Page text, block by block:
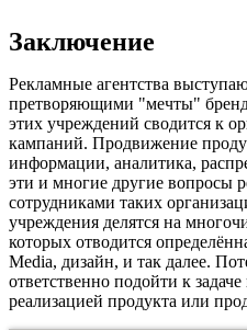
Заключение
Рекламные агентства
претворяющими "мечты"
этих учреждений сводится к
кампаний. Продвижение
информации, аналитика,
эти и многие другие вопросы
сотрудниками таких
учреждения делятся на
которых отводится
Media, дизайн, и так далее.
ответственно подойти к
реализацией продукта или